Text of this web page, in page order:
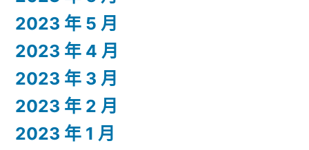
2023 年 5 月
2023 年 4 月
2023 年 3 月
2023 年 2 月
2023 年 1 月